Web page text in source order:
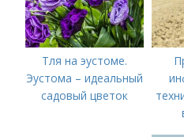
Тля на эустоме.
Эустома – идеальный
садовый цветок